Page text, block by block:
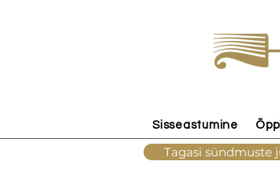
Sisseastumine
Tagasi sündmuste